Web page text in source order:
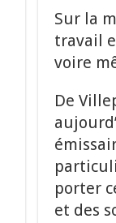
Sur la
travail
voire
De
porter
et des